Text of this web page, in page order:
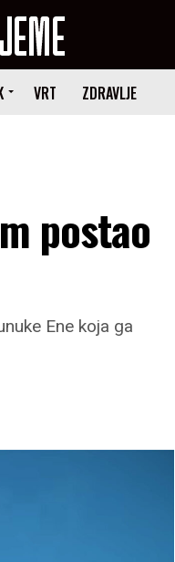
VRT ZDRAVLJE
postao
Ene koja ga